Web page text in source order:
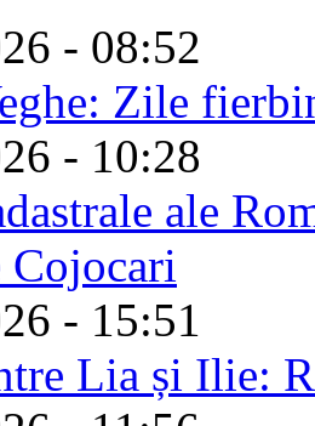
- 08:52
Zile
- 10:28
ale
- 15:51
Lia și Ilie: